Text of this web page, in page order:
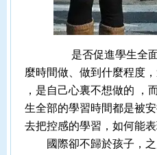
是否促進學生全面健康生
麼時間做、做到什麼程度
，是自己心裏不想做的
生全部的學習時間都是被
去把控感的學習，如何能
國際卻不歸於孩子，之